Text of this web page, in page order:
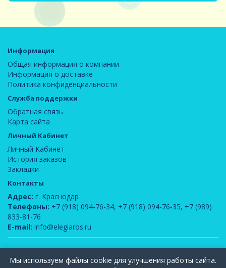
Информация
Общая информация о компании
Информация о доставке
Политика конфиденциальности
Служба поддержки
Обратная связь
Карта сайта
Личный Кабинет
Личный Кабинет
История заказов
Закладки
Контакты
Адрес: г. Краснодар
Телефоны: +7 (918) 094-76-34, +7 (918) 094-76-35, +7 (989)
833-81-76
E-mail: info@elegiaros.ru
Вся информация, содержащаяся на данном сайте, является интеллектуальной
Мы используем файлы cookie для улучшения работы сайта.